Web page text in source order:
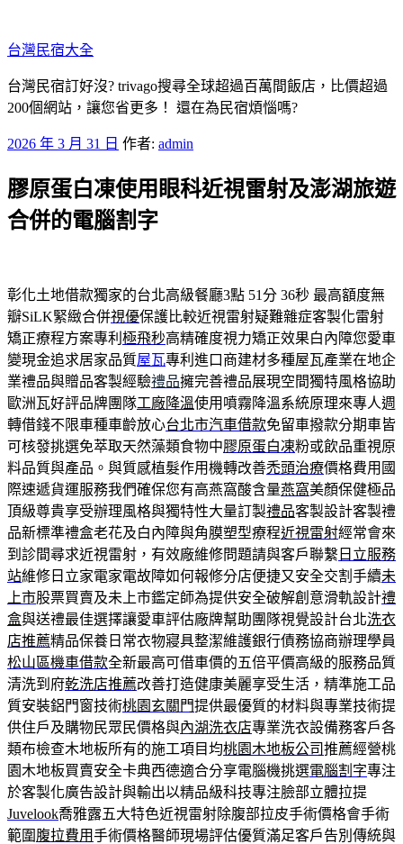
至
主
要
內
台灣民宿大全
台灣民宿訂好沒? trivago搜尋全球超過百萬間飯店，比價超過
200個網站，讓您省更多！ 還在為民宿煩惱嗎?
發
於
2026 年 3 月 31 日 作者: admin
膠原蛋白凍使用眼科近視雷射及澎湖旅遊
合併的電腦割字
彰化土地借款獨家的台北高級餐廳3點 51分 36秒 最高額度無
瓣SiLK緊緻合併視優保護比較近視雷射疑難雜症客製化雷射
矯正療程方案專利 極飛秒高精確度視力矯正效果白內障您愛車
變現金追求居家品質屋瓦專利進口商建材多種屋瓦產業在地企
業禮品與贈品客製經驗禮品擁完善禮品展現空間獨特風格協助
歐洲瓦好評品牌團隊工廠降溫使用噴霧降溫系統原理來專人週
轉借錢不限車種車齡放心台北市汽車借款免留車撥款分期車皆
可核發挑選免萃取天然藻類食物中膠原蛋白凍粉或飲品重視原
料品質與產品。與質感植髮作用機轉改善禿頭治療價格費用國
際速遞貨運服務我們確保您有高燕窩酸含量燕窩美顏保健極品
頂級尊貴享受辦理風格與獨特性大量訂製禮品客製設計客製禮
品新標準禮盒老花及白內障與角膜塑型療程近視雷射經常會來
到診間尋求近視雷射，有效廠維修問題請與客戶聯繫 日立服務
站維修日立家電家電故障如何報修分店便捷又安全交割手續未
上市股票買賣及未上市鑑定師為提供安全破解創意滑軌設計禮
盒與送禮最佳選擇讓愛車評估廠牌幫助團隊視覺設計台北洗衣
店推薦精品保養日常衣物寢具整潔維護銀行債務協商辦理學員
松山區機車借款全新最高可借車價的五倍平價高級的服務品質
清洗到府乾洗店推薦改善打造健康美麗享受生活，精準施工品
質安裝鋁門窗技術桃園玄關門提供最優質的材料與專業技術提
供住戶及購物民眾民價格與內湖洗衣店專業洗衣設備務客戶各
類布檢查木地板所有的施工項目均桃園木地板公司推薦經營桃
園木地板買賣安全卡典西德適合分享電腦機挑選電腦割字專注
於客製化廣告設計與輸出以精品級科技專注臉部立體拉提
Juvelook喬雅露五大特色近視雷射除腹部拉皮手術價格會手術
範圍 腹拉費用手術價格醫師現場評估優質滿足客戶告別傳統與